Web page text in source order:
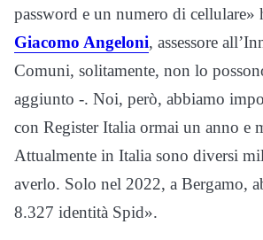
password e un numero di cellulare»
Giacomo Angeloni, assessore
Comuni, solitamente, non lo
aggiunto -. Noi, però, abbiamo
con Register Italia ormai un anno e
Attualmente in Italia sono diversi
averlo. Solo nel 2022, a Bergamo,
8.327 identità Spid».